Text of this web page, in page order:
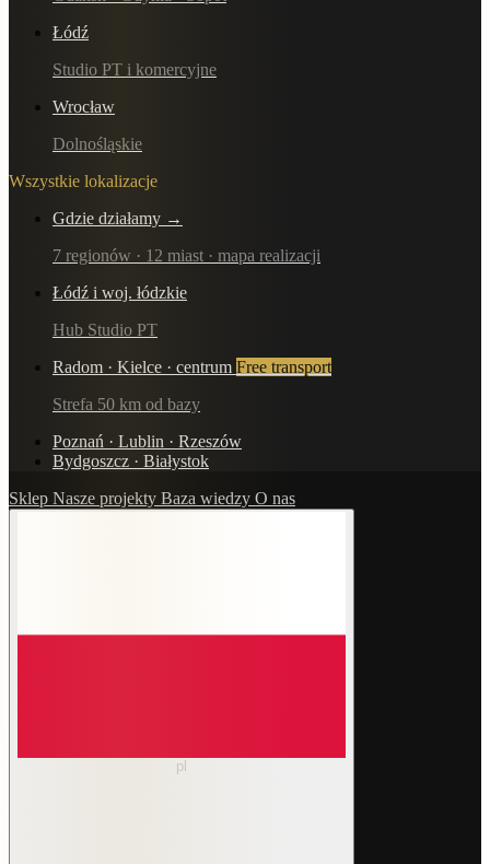
Łódź
Studio PT i komercyjne
Wrocław
Dolnośląskie
Wszystkie lokalizacje
Gdzie działamy →
7 regionów · 12 miast · mapa realizacji
Łódź i woj. łódzkie
Hub Studio PT
Radom · Kielce · centrum Free transport
Strefa 50 km od bazy
Poznań · Lublin · Rzeszów
Bydgoszcz · Białystok
Sklep Nasze projekty Baza wiedzy O nas
pl